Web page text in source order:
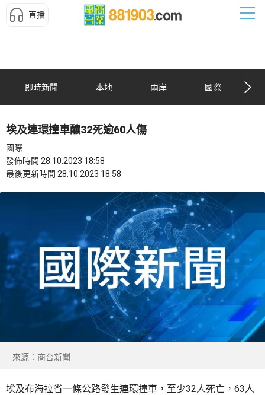
直播
即時新聞 本地 兩岸 國際
埃及連環撞車釀32死逾60人傷
國際
發佈時間 28.10.2023 18:58
最後更新時間 28.10.2023 18:58
來源：商台新聞
埃及布海拉省一條公路發生連環撞車，至少32人死亡，63人